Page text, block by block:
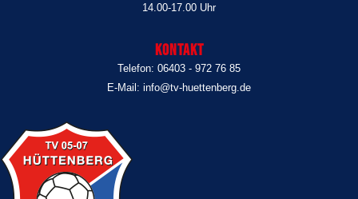
14.00-17.00 Uhr
Kontakt
Telefon: 06403 - 972 76 85
E-Mail: info@tv-huettenberg.de